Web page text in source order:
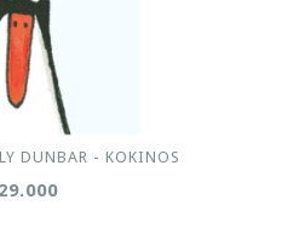
DUNBAR - KOKINOS